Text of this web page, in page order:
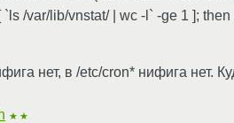
/var/lib/vnstat/ | wc -l` -ge 1 ];
нет, в /etc/cron* нифига нет.
★★